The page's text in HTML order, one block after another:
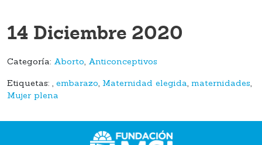
14 Diciembre 2020
Categoría: Aborto, Anticonceptivos
Etiquetas: , embarazo, Maternidad elegida, maternidades,
Mujer plena